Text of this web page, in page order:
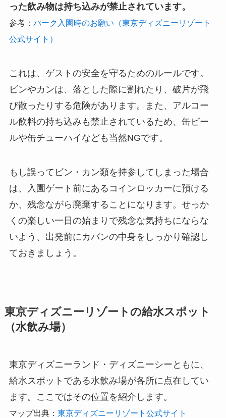
った飲み物は持ち込みが禁止されています。
参考： パーク入園時のお願い（東京ディズニーリゾート
公式サイト）
これは、ゲストの安全を守るためのルールです。
ビンやカンは、落とした際に割れたり、破片が飛
び散ったりする危険があります。また、アルコー
ル飲料の持ち込みも禁止されているため、缶ビー
ルや缶チューハイなども当然NGです。
もし誤ってビン・カン類を持参してしまった場合
は、入園ゲート前にあるコインロッカーに預ける
か、残念ながら廃棄することになります。せっか
くの楽しい一日の始まりで残念な気持ちにならな
いよう、出発前にカバンの中身をしっかり確認し
ておきましょう。
東京ディズニーリゾートの給水スポット
（水飲み場）
東京ディズニーランド・ディズニーシーともに、
給水スポットである水飲み場が各所に点在してい
ます。ここではその位置を紹介します。
マップ出典： 東京ディズニーリゾート公式サイト